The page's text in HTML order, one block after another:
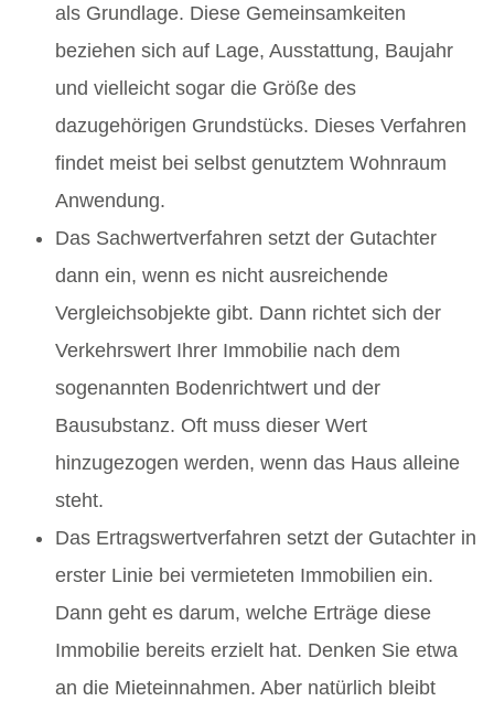
als Grundlage. Diese Gemeinsamkeiten
beziehen sich auf Lage, Ausstattung, Baujahr
und vielleicht sogar die Größe des
dazugehörigen Grundstücks. Dieses Verfahren
findet meist bei selbst genutztem Wohnraum
Anwendung.
Das Sachwertverfahren setzt der Gutachter
dann ein, wenn es nicht ausreichende
Vergleichsobjekte gibt. Dann richtet sich der
Verkehrswert Ihrer Immobilie nach dem
sogenannten Bodenrichtwert und der
Bausubstanz. Oft muss dieser Wert
hinzugezogen werden, wenn das Haus alleine
steht.
Das Ertragswertverfahren setzt der Gutachter in
erster Linie bei vermieteten Immobilien ein.
Dann geht es darum, welche Erträge diese
Immobilie bereits erzielt hat. Denken Sie etwa
an die Mieteinnahmen. Aber natürlich bleibt